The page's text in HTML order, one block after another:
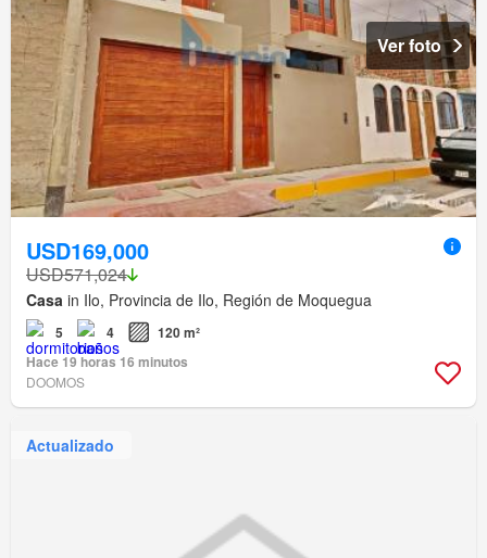
Ver foto
USD169,000
USD571,024
Casa in Ilo, Provincia de Ilo, Región de Moquegua
5 4
120 m²
Hace 19 horas 16 minutos
DOOMOS
Actualizado